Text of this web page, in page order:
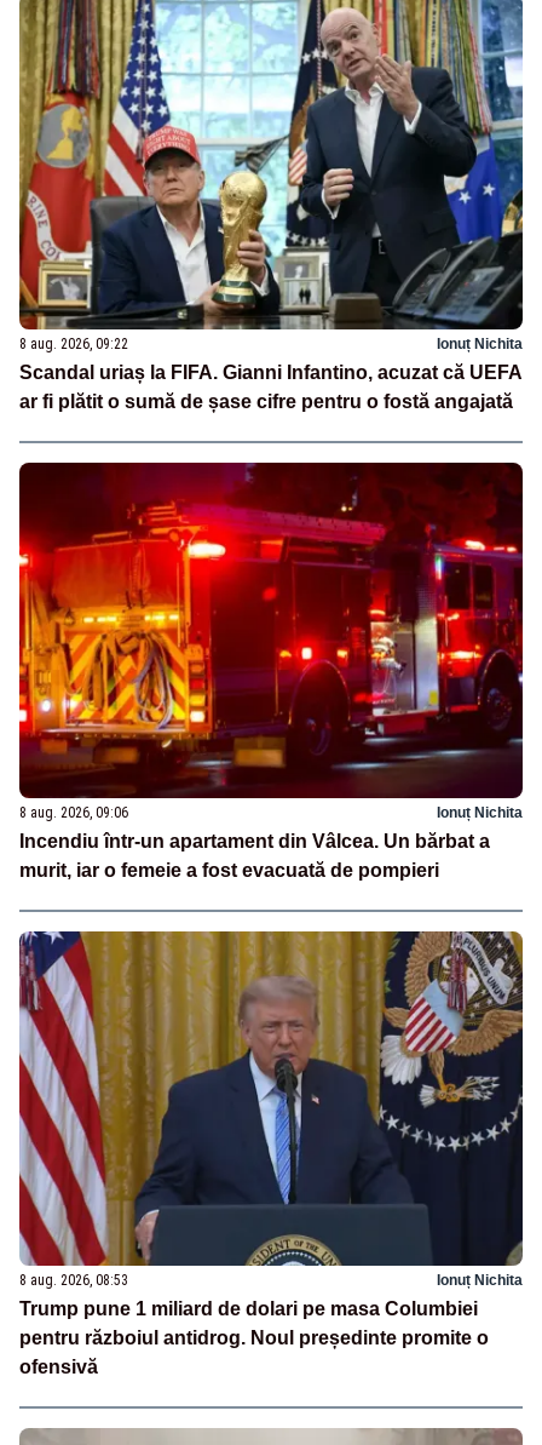
8 aug. 2026, 09:22 Ionuț Nichita
Scandal uriaș la FIFA. Gianni Infantino, acuzat că UEFA
ar fi plătit o sumă de șase cifre pentru o fostă angajată
8 aug. 2026, 09:06 Ionuț Nichita
Incendiu într-un apartament din Vâlcea. Un bărbat a
murit, iar o femeie a fost evacuată de pompieri
8 aug. 2026, 08:53 Ionuț Nichita
Trump pune 1 miliard de dolari pe masa Columbiei
pentru războiul antidrog. Noul președinte promite o
ofensivă